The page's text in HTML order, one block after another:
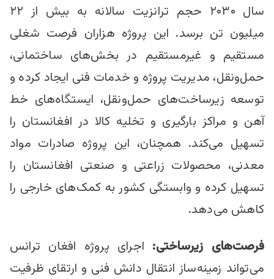
سال ۲۰۳۰ حجم ترانزیت سالانه به بیش از ۲۲
میلیون تن برسد. این پروژه هزاران فرصت شغلی
مستقیم و غیرمستقیم در بخش‌های ساختمانی،
حمل‌ونقل، مدیریت پروژه و خدمات فنی ایجاد کرده و
توسعه زیرساخت‌های حمل‌ونقل، ایستگاه‌های خط
آهن و مراکز بارگیری و تخلیه کالا در افغانستان را
تسهیل می‌کند. همچنان، این پروژه صادرات مواد
معدنی، محصولات زراعتی و صنعتی افغانستان را
تسهیل کرده و وابستگی کشور به کمک‌های خارجی را
کاهش می‌دهد.
فرصت‌های زیرساختی: اجرای پروژه افغان ترانس
می‌تواند زمینه‌ساز انتقال دانش فنی و ارتقای ظرفیت